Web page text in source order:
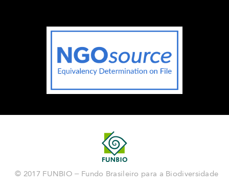
© 2017 FUNBIO – Fundo Brasileiro para a Biodiversidade